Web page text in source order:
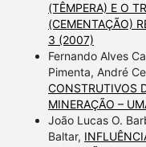
(TÊMPERA) E O
(CEMENTAÇÃO)
3 (2007)
Fernando Alves
Pimenta, André
CONSTRUTIVOS
MINERAÇÃO –
João Lucas O.
Baltar,